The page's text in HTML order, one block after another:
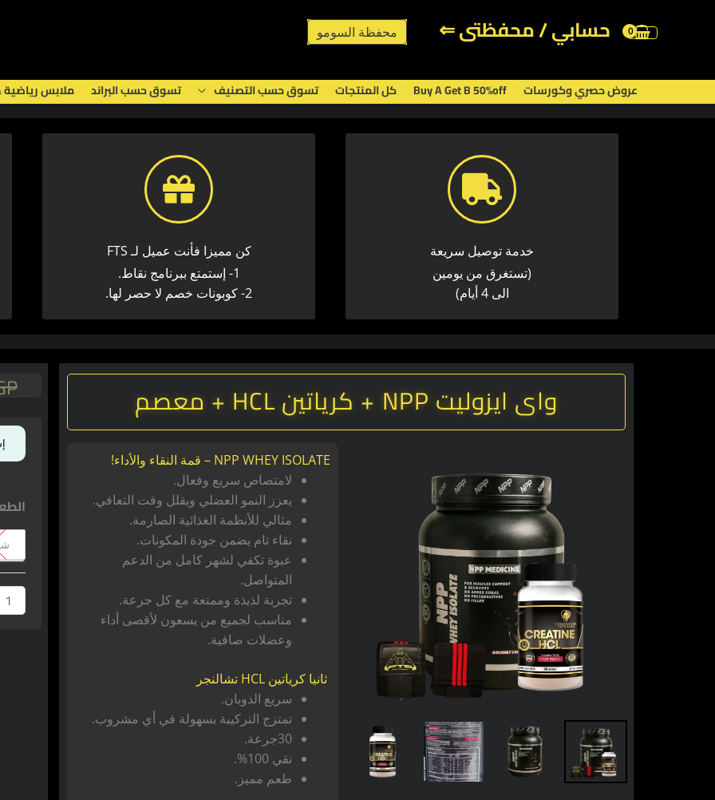
حسابي / محفظتى ⇐ محفظة السومو
عروض حصري وكورسات Buy A Get B 50%off كل المنتجات تسوق حسب التصنيف تسوق حسب البراند ملابس
خدمة توصيل سريعة​
(تستغرق من يومين
الى 4 أيام)
كن مميزا فأنت عميل لـ FTS
1- إستمتع ببرنامج نقاط.
2- كوبونات خصم لا حصر لها.
واى ايزوليت NPP + كرياتين HCL + معصم
NPP WHEY ISOLATE – قمة النقاء والأداء!
لامتصاص سريع وفعال.
يعزز النمو العضلي ويقلل وقت التعافي.
مثالي للأنظمة الغذائية الصارمة.
نقاء تام يضمن جودة المكونات.
عبوة تكفي لشهر كامل من الدعم
المتواصل.
تجربة لذيذة وممتعة مع كل جرعة.
مناسب لجميع من يسعون لأقصى أداء
وعضلات صافية.
ثانياكرياتين HCL تشالنجر
سريع الذوبان.
تمتزج التركيبة بسهولة في أي مشروب.
30جرعة.
نقي 100%.
طعم مميز.
كمية
+
HCL
+